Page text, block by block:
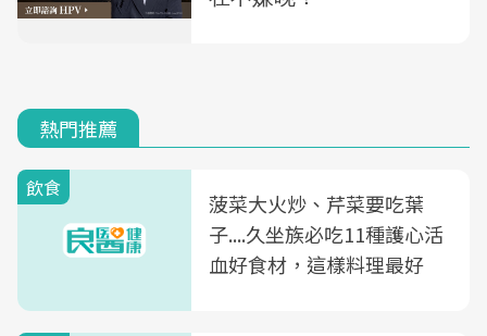
熱門推薦
飲食
菠菜大火炒、芹菜要吃葉
子....久坐族必吃11種護心活
血好食材，這樣料理最好